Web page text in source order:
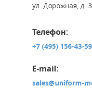
ул. Дорожная, д.
Телефон:
+7 (495) 156-43-59
E-mail:
sales@uniform-